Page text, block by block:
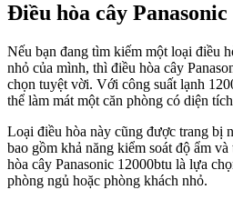
Điều hòa cây Panasonic
Nếu bạn đang tìm kiếm một loại điều
nhỏ của mình, thì điều hòa cây
chọn tuyệt vời. Với công suất lạnh
thể làm mát một căn phòng có diện
Loại điều hòa này cũng được trang bị
bao gồm khả năng kiểm soát độ ẩm
hòa cây Panasonic 12000btu là lựa
phòng ngủ hoặc phòng khách nhỏ.